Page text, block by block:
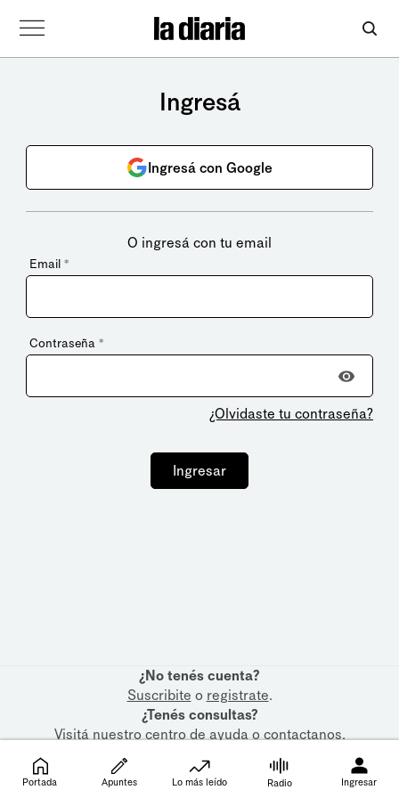
Ingresá
Ingresá con Google
O ingresá con tu email
Email *
Contraseña *
¿Olvidaste tu contraseña?
Ingresar
¿No tenés cuenta?
Suscribite o registrate.
¿Tenés consultas?
Visitá nuestrocentro de ayudaocontactanos.
Portada Apuntes Lo más leído Radio Ingresar